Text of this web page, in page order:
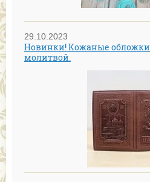
29.10.2023
Новинки! Кожаные обложки
молитвой.